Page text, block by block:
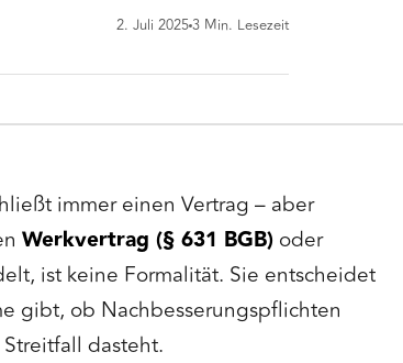
2. Juli 20253 Min. Lesezeit
immer einen Vertrag – aber
Werkvertrag (§ 631 BGB) oder
ist keine Formalität. Sie entscheidet
gibt, ob Nachbesserungspflichten
dasteht.